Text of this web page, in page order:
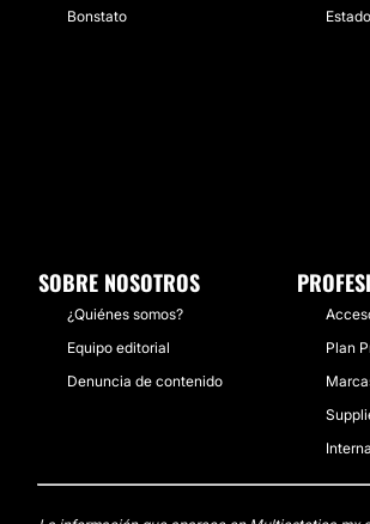
Bonstato
SOBRE NOSOTROS
¿Quiénes somos?
Equipo editorial
Denuncia de contenido
Plan